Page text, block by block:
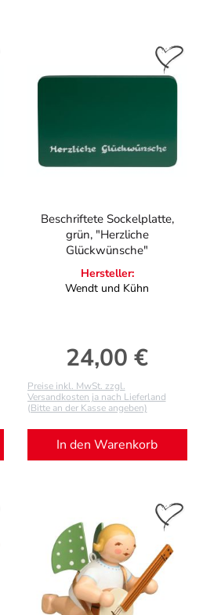
Beschriftete Sockelplatte,
grün, "Herzliche
Glückwünsche"
Hersteller:
Wendt und Kühn
Regulärer Preis:
24,00 €
Preise inkl. MwSt. zzgl.
Versandkosten ja nach Lieferland
(Bitte an der Kasse angeben)
In den Warenkorb